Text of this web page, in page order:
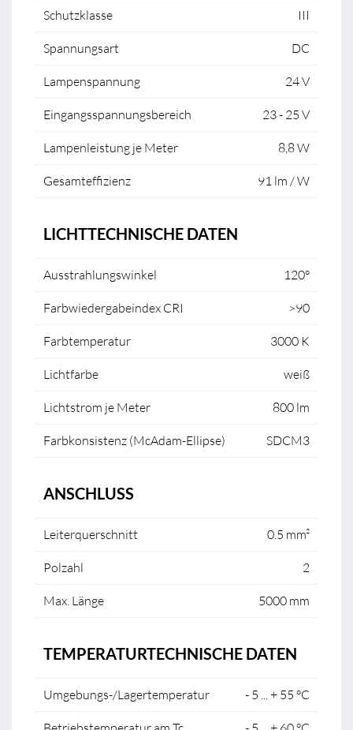
Schutzklasse III
Spannungsart DC
Lampenspannung 24 V
Eingangsspannungsbereich 23 - 25 V
Lampenleistung je Meter 8,8 W
Gesamteffizienz 91 lm / W
LICHTTECHNISCHE DATEN
Ausstrahlungswinkel 120°
Farbwiedergabeindex CRI >90
Farbtemperatur 3000 K
Lichtfarbe weiß
Lichtstrom je Meter 800 lm
Farbkonsistenz (McAdam-Ellipse) SDCM3
ANSCHLUSS
Leiterquerschnitt 0.5 mm²
Polzahl 2
Max. Länge 5000 mm
TEMPERATURTECHNISCHE DATEN
Umgebungs-/Lagertemperatur - 5 ... + 55 °C